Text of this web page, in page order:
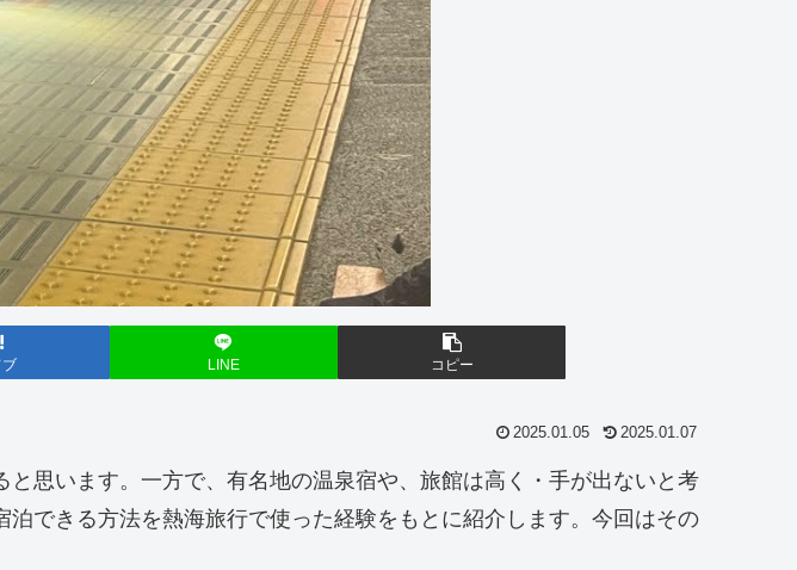
LINE コピー
2025.01.05 2025.01.07
思います。一方で、有名地の温泉宿や、旅館は高く・手が出ないと考
できる方法を熱海旅行で使った経験をもとに紹介します。今回はその